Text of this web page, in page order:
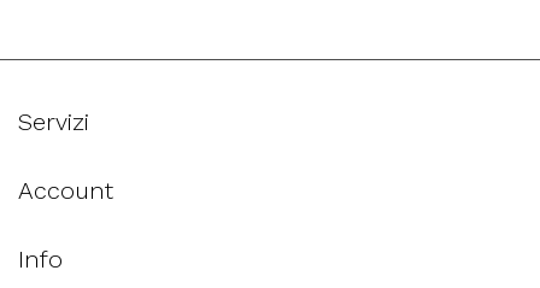
Servizi
Account
Info